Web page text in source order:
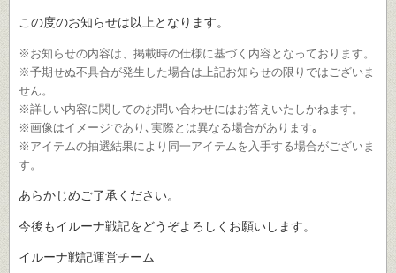
この度のお知らせは以上となります。
※お知らせの内容は、掲載時の仕様に基づく内容となっております。
※予期せぬ不具合が発生した場合は上記お知らせの限りではございま
せん。
※詳しい内容に関してのお問い合わせにはお答えいたしかねます。
※画像はイメージであり､実際とは異なる場合があります｡
※アイテムの抽選結果により同一アイテムを入手する場合がございま
す。
あらかじめご了承ください。
今後もイルーナ戦記をどうぞよろしくお願いします。
イルーナ戦記運営チーム